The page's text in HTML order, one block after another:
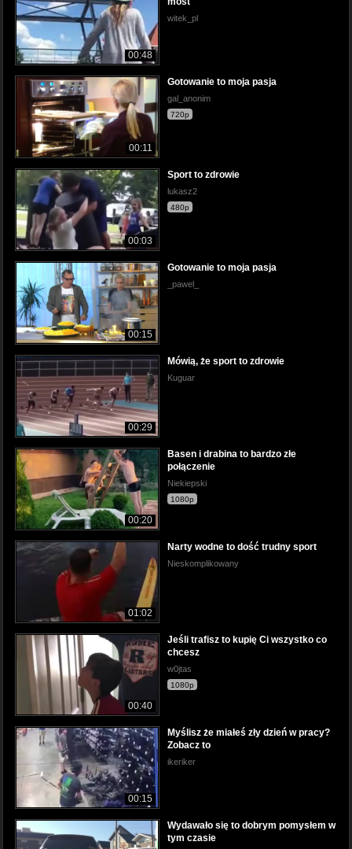
00:48
witek_pl
00:11
Gotowanie to moja pasja
gal_anonim
720p
00:03
Sport to zdrowie
lukasz2
480p
00:15
Gotowanie to moja pasja
_pawel_
00:29
Mówią, że sport to zdrowie
Kuguar
00:20
Basen i drabina to bardzo złe
połączenie
Niekiepski
1080p
01:02
Narty wodne to dość trudny sport
Nieskomplikowany
00:40
Jeśli trafisz to kupię Ci wszystko co
chcesz
w0jtas
1080p
00:15
Myślisz że miałeś zły dzień w pracy?
Zobacz to
ikeriker
Wydawało się to dobrym pomysłem w
tym czasie